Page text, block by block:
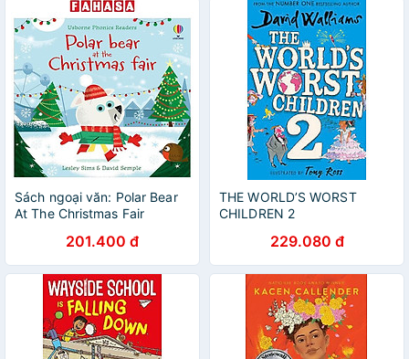
Sách ngoại văn: Polar Bear
At The Christmas Fair
201.400 đ
THE WORLD’S WORST
CHILDREN 2
229.080 đ